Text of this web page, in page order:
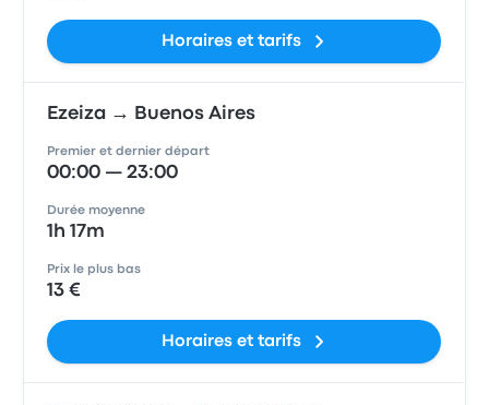
Horaires et tarifs
Ezeiza → Buenos Aires
Premier et dernier départ
00:00 — 23:00
Durée moyenne
1h 17m
Prix le plus bas
13 €
Horaires et tarifs